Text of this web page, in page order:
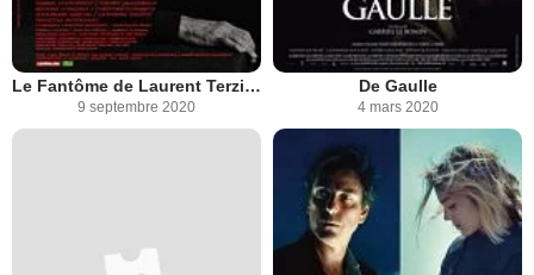
Le Fantôme de Laurent Terzieff
9 septembre 2020
De Gaulle
4 mars 2020